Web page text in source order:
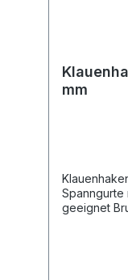
mm
Spanngurte
geeignet